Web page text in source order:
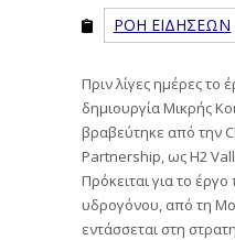
ΡΟΗ ΕΙΔΗΣΕΩΝ
Πριν λίγες ημέρες το
δημιουργία Μικρής
βραβεύτηκε από την
Partnership, ως H2
Πρόκειται για το
υδρογόνου, από τη
εντάσσεται στη